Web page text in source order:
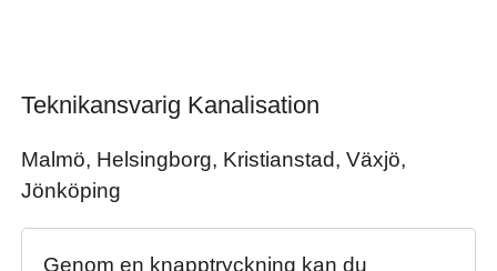
Teknikansvarig Kanalisation
Teknikansvarig Kanalisation
Malmö, Helsingborg, Kristianstad, Växjö,
Jönköping
Genom en knapptryckning kan du